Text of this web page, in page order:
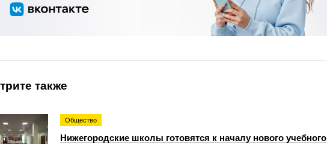
также
Общество
Нижегородские школы готовятся к началу нового учебного